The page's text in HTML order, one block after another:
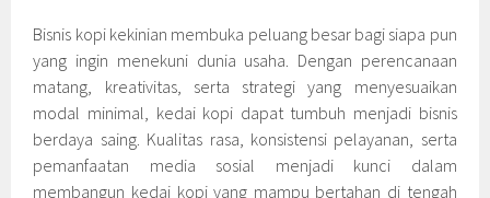
Bisnis kopi kekinian membuka peluang besar bagi siapa pun
yang ingin menekuni dunia usaha. Dengan perencanaan
matang, kreativitas, serta strategi yang menyesuaikan
modal minimal, kedai kopi dapat tumbuh menjadi bisnis
berdaya saing. Kualitas rasa, konsistensi pelayanan, serta
pemanfaatan media sosial menjadi kunci dalam
membangun kedai kopi yang mampu bertahan di tengah